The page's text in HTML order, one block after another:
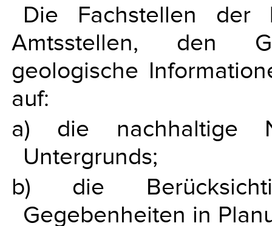
Die Fachstellen der
Amtsstellen, den
geologische
auf:
a) die nachhaltige
Untergrunds;
b) die
Gegebenheiten in